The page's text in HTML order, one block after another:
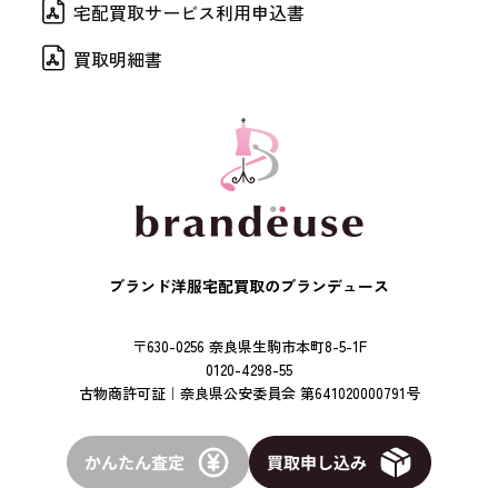
宅配買取サービス利用申込書
買取明細書
ブランド洋服宅配買取のブランデュース
〒630-0256 奈良県生駒市本町8-5-1F
0120-4298-55
古物商許可証｜奈良県公安委員会 第641020000791号